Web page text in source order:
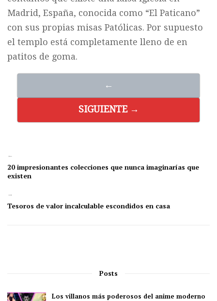
Madrid, España, conocida como “El Paticano”
con sus propias misas Patólicas. Por supuesto
el templo está completamente lleno de en
patitos de goma.
←
SIGUIENTE →
←
20 impresionantes colecciones que nunca imaginarías que
existen
→
Tesoros de valor incalculable escondidos en casa
Posts
Los villanos más poderosos del anime moderno